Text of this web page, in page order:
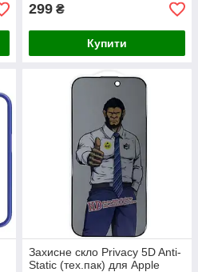
299 ₴
Купити
Захисне скло Privacy 5D Anti-
Static (тех.пак) для Apple